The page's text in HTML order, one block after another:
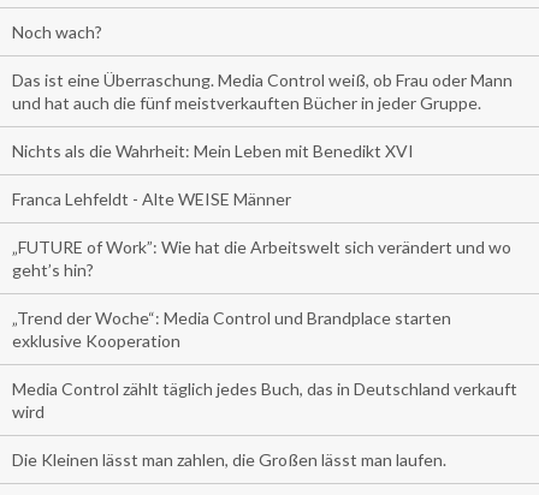
Noch wach?
Das ist eine Überraschung. Media Control weiß, ob Frau oder Mann
und hat auch die fünf meistverkauften Bücher in jeder Gruppe.
Nichts als die Wahrheit: Mein Leben mit Benedikt XVI
Franca Lehfeldt - Alte WEISE Männer
„FUTURE of Work”: Wie hat die Arbeitswelt sich verändert und wo
geht’s hin?
„Trend der Woche“: Media Control und Brandplace starten
exklusive Kooperation
Media Control zählt täglich jedes Buch, das in Deutschland verkauft
wird
Die Kleinen lässt man zahlen, die Großen lässt man laufen.